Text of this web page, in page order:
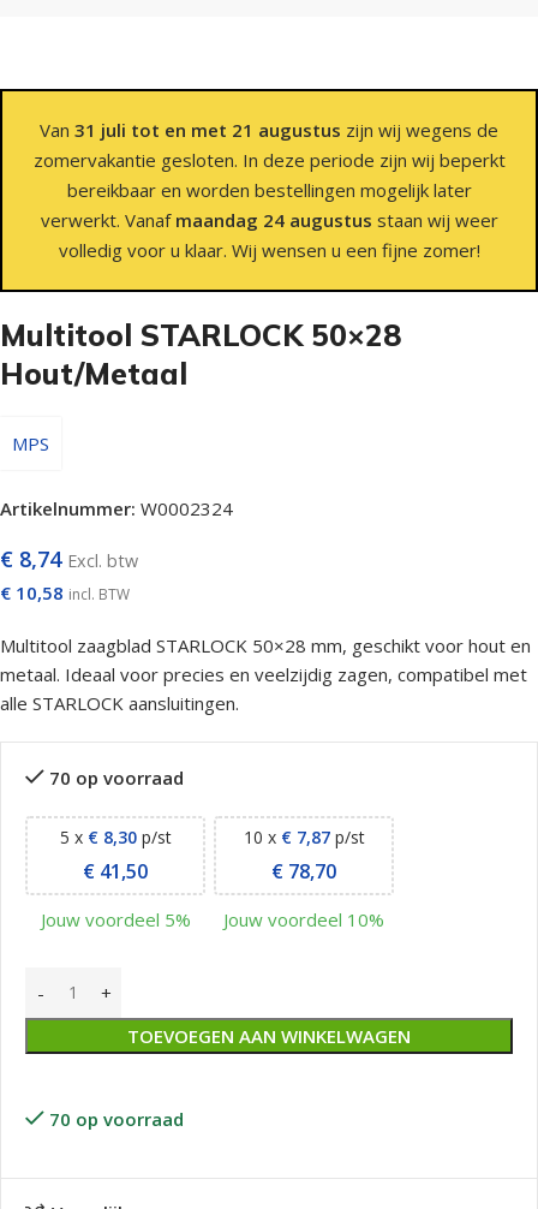
Van 31 juli tot en met 21 augustus zijn wij wegens de
zomervakantie gesloten. In deze periode zijn wij beperkt
bereikbaar en worden bestellingen mogelijk later
verwerkt. Vanaf maandag 24 augustus staan wij weer
volledig voor u klaar. Wij wensen u een fijne zomer!
Multitool STARLOCK 50×28
Hout/Metaal
MPS
Artikelnummer: W0002324
€ 8,74 Excl. btw
€ 10,58 incl. BTW
Multitool zaagblad STARLOCK 50×28 mm, geschikt voor hout en
metaal. Ideaal voor precies en veelzijdig zagen, compatibel met
alle STARLOCK aansluitingen.
70 op voorraad
5 x €8,30p/st
€ 41,50
Jouw voordeel 5%
10 x €7,87p/st
€ 78,70
Jouw voordeel 10%
TOEVOEGEN AAN WINKELWAGEN
70 op voorraad